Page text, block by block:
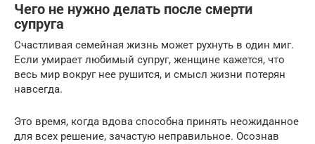
Чего не нужно делать после смерти
супруга
Счастливая семейная жизнь может рухнуть в один миг.
Если умирает любимый супруг, женщине кажется, что
весь мир вокруг нее рушится, и смысл жизни потерян
навсегда.
Это время, когда вдова способна принять неожиданное
для всех решение, зачастую неправильное. Осознав